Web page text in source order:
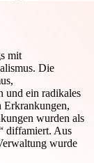
mit
Die
und ein radikales
Erkrankungen,
wurden als
diffamiert. Aus
wurde